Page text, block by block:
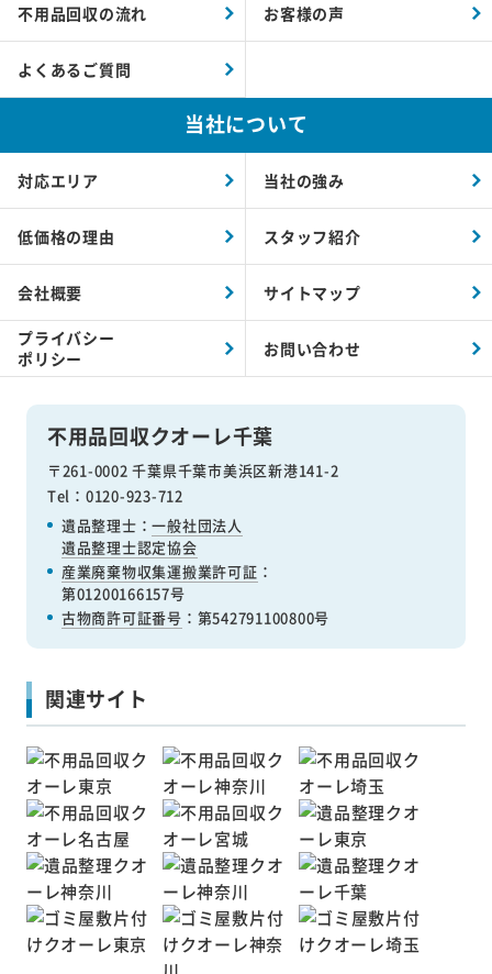
不用品回収クオーレ千葉
〒261-0002 千葉県千葉市美浜区新港141-2
Tel：0120-923-712
遺品整理士：一般社団法人
遺品整理士認定協会
産業廃棄物収集運搬業許可証 ：
第01200166157号
古物商許可証番号 ：第542791100800号
不用品回収の流れ お客様の声
よくあるご質問
当社について
対応エリア 当社の強み
低価格の理由 スタッフ紹介
会社概要 サイトマップ
プライバシー
ポリシー
お問い合わせ
関連サイト